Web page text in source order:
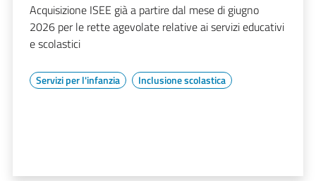
Acquisizione ISEE già a partire dal mese di giugno
2026 per le rette agevolate relative ai servizi educativi
e scolastici
Servizi per l'infanzia Inclusione scolastica